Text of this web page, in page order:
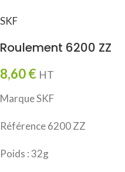
SKF
Roulement 6200 ZZ
8,60€ HT
Marque SKF
Référence 6200 ZZ
Poids : 32g